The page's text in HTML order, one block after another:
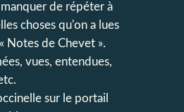
de répéter à
choses qu'on a lues
Notes de Chevet ».
vues, entendues,
sur le portail